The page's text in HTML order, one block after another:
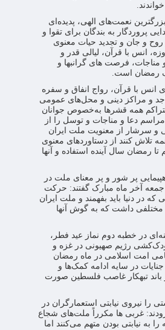
نعمت‌های الهی، پدیده‌ای
پروردگار به بندگان برای تقوا و
روح و جان و تجدید حیات معنوی
انس با قرآن، لیالی قدر و
فرصت های گرانبها و
رمضان است.
انس با قرآن، رواج انفاق و سفره
و مراکز دینی و محل‌های عمومی
همه قشرها به‌خصوص جوانان
دعا و مناجات و توسل را از
و سرشار از معنویت ملت ایران
تلاش کنند از دستاوردهای معنوی
رمضان سال آینده استفاده و آنها
پر شور و پر معنای ملت در
آخر ماه مبارک گفتند: حرکت
که در دنیا باید بفهمند و ملت ایران
مختلفی داشت که به گوش آنها
در خطبه دوم نماز عید فطر،
رژیم صهیونی در غزه و
امت اسلامی در ماه رمضان
جنایات در سایه ادامه کمک‌ها و
باند تبهکار غاصب فلسطین صورت
را نیروی نیابتی استعمارگران در
غربی ها مکرراً ملت‌های شجاع
به نیابتی بودن متهم می‌کنند اما